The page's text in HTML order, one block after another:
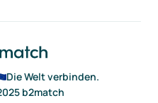
Die Welt verbinden.
b2match